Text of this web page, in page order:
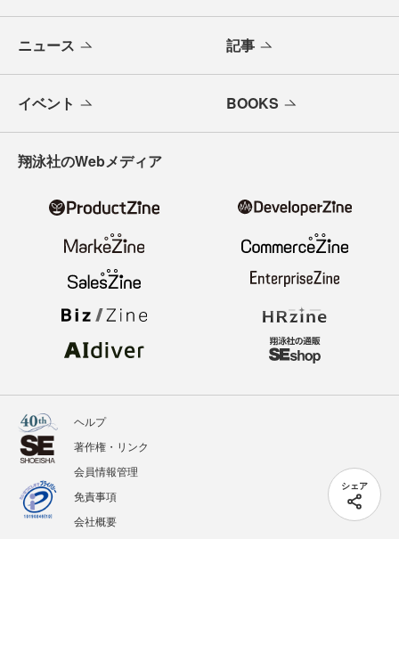
シェア
ニュース 記事
イベント BOOKS
翔泳社のWebメディア
ヘルプ
著作権・リンク
会員情報管理
免責事項
会社概要